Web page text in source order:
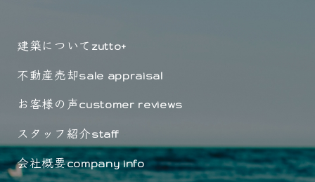
建築について zutto+
不動産売却sale appraisal
お客様の声customer reviews
スタッフ紹介staff
会社概要company info